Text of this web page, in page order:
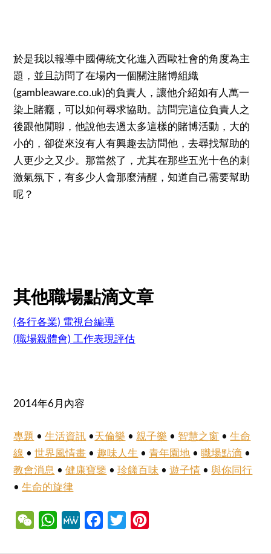
於是我以報導中國傳統文化進入西歐社會的角度為主
題，並且訪問了在場內一個關注賭博組織
(gambleaware.co.uk)的負責人，讓他介紹如有人萬一
染上賭癮，可以如何尋求協助。訪問完這位負責人之
後跟他閒聊，他說他去過太多這樣的賭博活動，大的
小的，卻從來沒有人有興趣去訪問他，去尋找幫助的
人更少之又少。那當然了，尤其在那些五光十色的刺
激氣氛下，有多少人會那麼清醒，知道自己需要幫助
呢？
其他職場點滴文章
(各行各業) 電視台編導
(職場親體會) 工作表現評估
2014年6月內容
專題 •生活資訊 •天倫樂 • 親子樂 • 智慧之窗 •生命
線 •世界風情畫 • 趣味人生 •青年園地 •職場點滴 •
教會消息 •健康寶鑒 •珍饈百味 •遊子情 •與你同行
•生命的旋律
WeChatWhatsApp
MeWe Facebook
Twitter